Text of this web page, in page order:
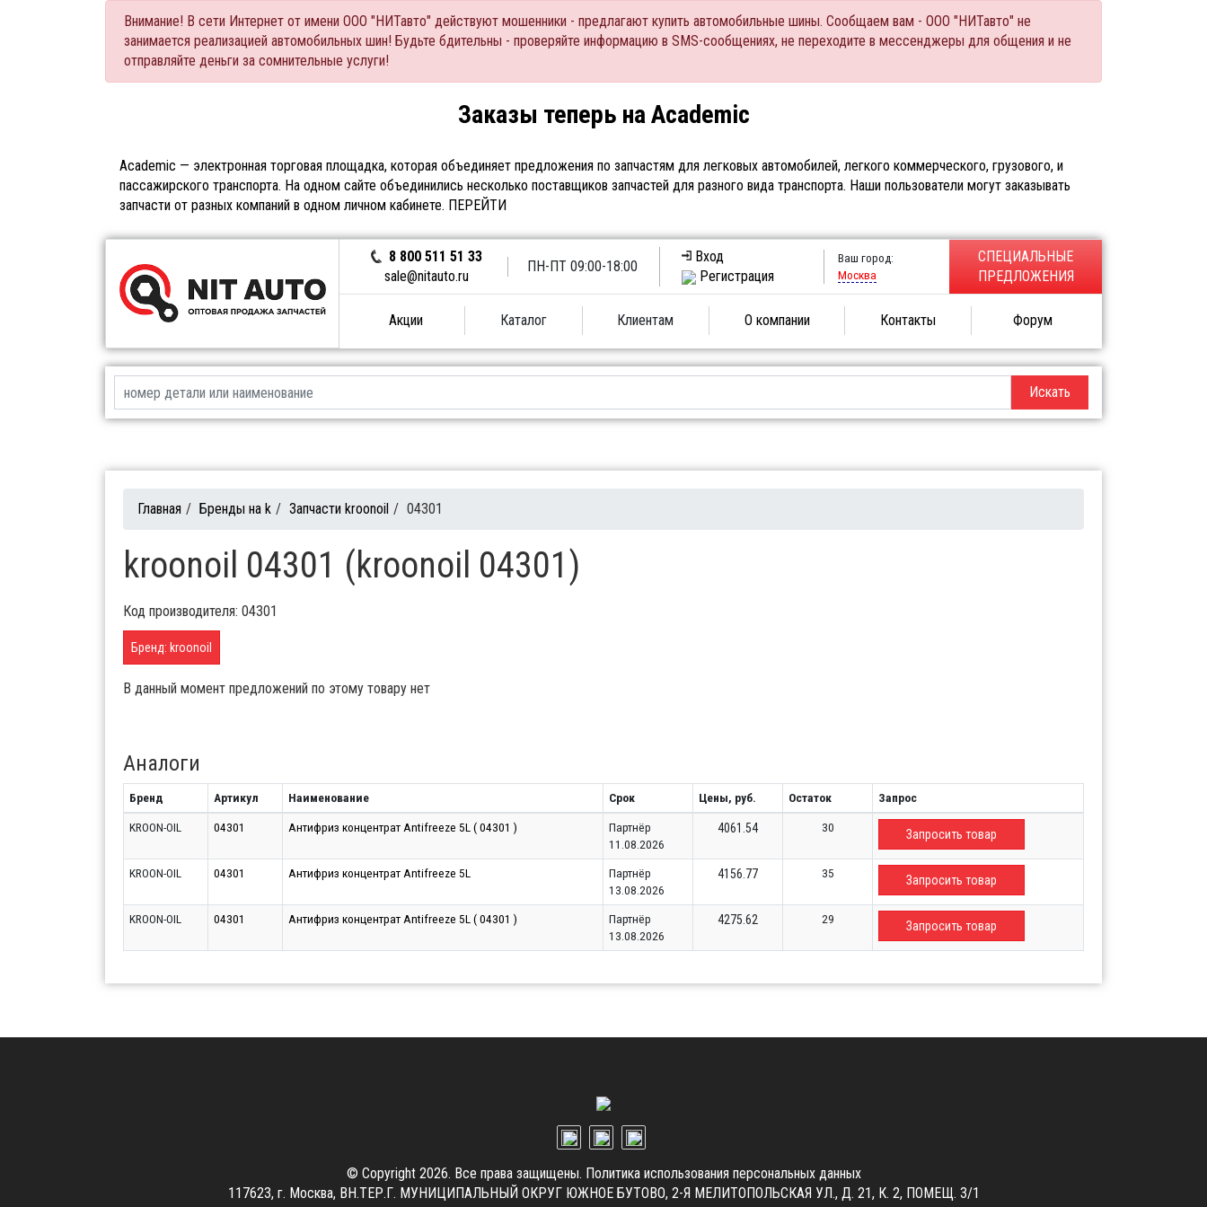
Внимание! В сети Интернет от имени ООО "НИТавто" действуют мошенники - предлагают купить автомобильные шины. Сообщаем вам - ООО "НИТавто" не
занимается реализацией автомобильных шин! Будьте бдительны - проверяйте информацию в SMS-сообщениях, не переходите в мессенджеры для общения и не
отправляйте деньги за сомнительные услуги!
Заказы теперь на Academic
Academic — электронная торговая площадка, которая объединяет предложения по запчастям для легковых автомобилей, легкого коммерческого, грузового, и
пассажирского транспорта. На одном сайте объединились несколько поставщиков запчастей для разного вида транспорта. Наши пользователи могут заказывать
запчасти от разных компаний в одном личном кабинете. ПЕРЕЙТИ
8 800 511 51 33
sale@nitauto.ru
ПН-ПТ 09:00-18:00
Вход
Регистрация
Ваш город:
Москва
СПЕЦИАЛЬНЫЕ
ПРЕДЛОЖЕНИЯ
Акции Каталог Клиентам О компании Контакты Форум
Искать
Главная / Бренды на k / Запчасти kroonoil / 04301
kroonoil 04301 (kroonoil 04301)
Код производителя: 04301
Бренд: kroonoil
В данный момент предложений по этому товару нет
Аналоги
Бренд Артикул Наименование Срок Цены, руб. Остаток Запрос
KROON-OIL 04301 Антифриз концентрат Antifreeze 5L ( 04301 )
Партнёр
11.08.2026
4061.54 30 Запросить товар
KROON-OIL 04301 Антифриз концентрат Antifreeze 5L
Партнёр
13.08.2026
4156.77 35 Запросить товар
KROON-OIL 04301 Антифриз концентрат Antifreeze 5L ( 04301 )
Партнёр
13.08.2026
4275.62 29 Запросить товар
© Copyright 2026. Все права защищены. Политика использования персональных данных
117623, г. Москва, ВН.ТЕР.Г. МУНИЦИПАЛЬНЫЙ ОКРУГ ЮЖНОЕ БУТОВО, 2-Я МЕЛИТОПОЛЬСКАЯ УЛ., Д. 21, К. 2, ПОМЕЩ. 3/1